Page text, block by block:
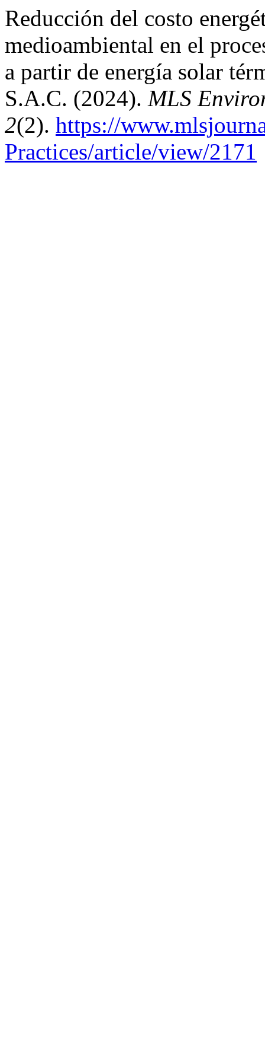
Reducción del costo
medioambiental en el
a partir de energía solar
S.A.C. (2024). MLS
2(2). https://
Practices/article/view/2171